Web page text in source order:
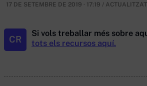
17 DE SETEMBRE DE 2019 · 17:19 / ACTUALITZAT
CR
Si vols treballar més sobre
tots els recursos aquí.